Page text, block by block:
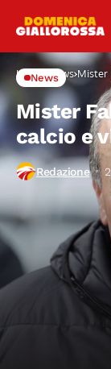
Home News Mister
News
Mister
calcio e
Redazione